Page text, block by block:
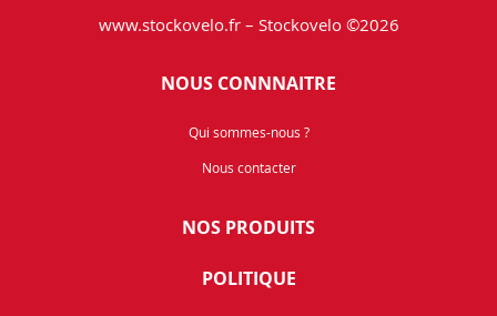
www.stockovelo.fr – Stockovelo ©2026
NOUS CONNNAITRE
Qui sommes-nous ?
Nous contacter
NOS PRODUITS
POLITIQUE